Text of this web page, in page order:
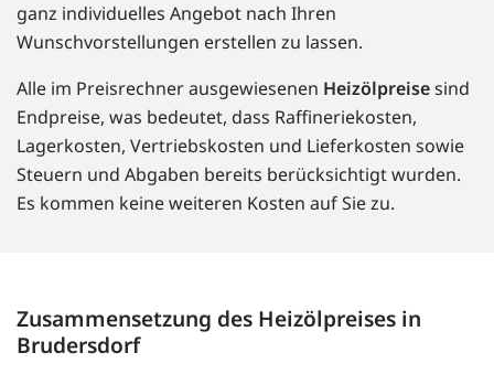
ganz individuelles Angebot nach Ihren
Wunschvorstellungen erstellen zu lassen.
Alle im Preisrechner ausgewiesenen Heizölpreisesind
Endpreise, was bedeutet, dass Raffineriekosten,
Lagerkosten, Vertriebskosten und Lieferkosten sowie
Steuern und Abgaben bereits berücksichtigt wurden.
Es kommen keine weiteren Kosten auf Sie zu.
Zusammensetzung des Heizölpreises in
Brudersdorf